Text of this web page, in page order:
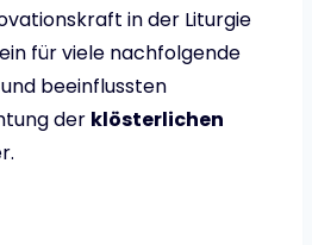
in der Liturgie
für viele nachfolgende
beeinflussten
der klösterlichen